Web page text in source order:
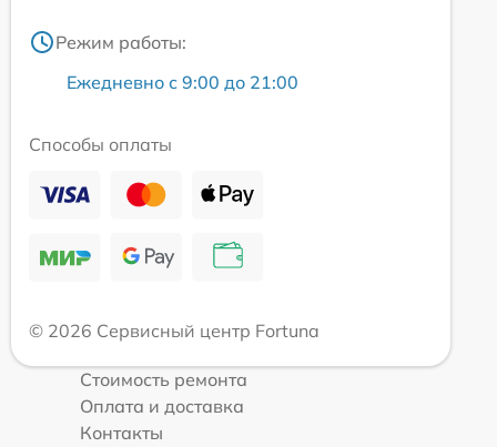
Режим работы:
Ежедневно с 9:00 до 21:00
Способы оплаты
© 2026 Сервисный центр Fortuna
Стоимость ремонта
Оплата и доставка
Контакты